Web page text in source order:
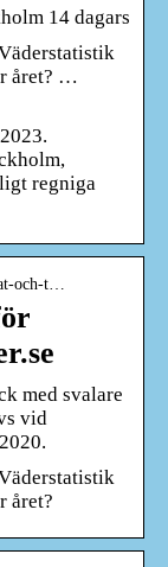
14 dagars
året? …
regniga
och-t…
med svalare
vid
året?